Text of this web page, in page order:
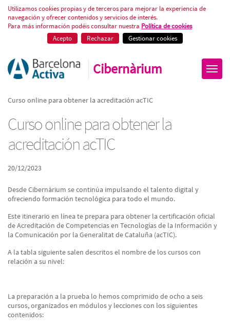
Curso online para obtener la
Utilizamos cookies propias y de terceros para mejorar la experiencia de
navegación y ofrecer contenidos y servicios de interés.
Para más información podéis consultar nuestra Política de cookies
Acepto
Rechazar Gestionar cookies
Cibernàrium
Curso online para obtener la acreditación acTIC
Curso online para obtener la
acreditación acTIC
20/12/2023
Desde Cibernàrium se continúa impulsando el talento digital y
ofreciendo formación tecnológica para todo el mundo.
Este itinerario en línea te prepara para obtener la certificación oficial
de Acreditación de Competencias en Tecnologías de la Información y
la Comunicación por la Generalitat de Cataluña (acTIC).
A la tabla siguiente salen descritos el nombre de los cursos con
relación a su nivel:
La preparación a la prueba lo hemos comprimido de ocho a seis
cursos, organizados en módulos y lecciones con los siguientes
contenidos: